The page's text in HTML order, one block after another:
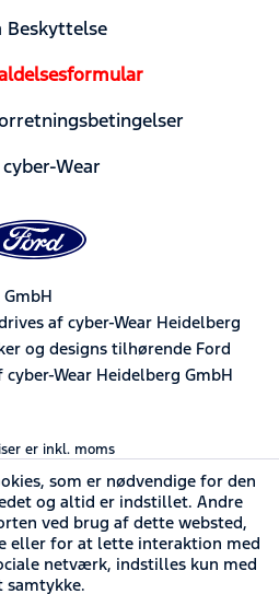
Beskyttelse
Wear
af cyber-Wear Heidelberg
og designs tilhørende Ford
Wear Heidelberg GmbH
er inkl. moms
som er nødvendige for den
og altid er indstillet. Andre
ved brug af dette websted,
eller for at lette interaktion med
netværk, indstilles kun med
samtykke.